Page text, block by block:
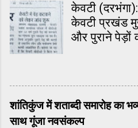
केवटी
केवटी प्रखंड
और पुराने पेड़ों
रहा है।
जागरण) में छप
जिला प्रशासन
शांतिकुंज में शताब्दी समारोह का
साथ गूंजा नवसंकल्प